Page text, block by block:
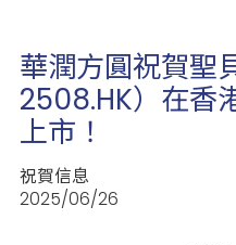
華潤方圓祝賀聖
2508.HK）在香
上市！
祝賀信息
2025/06/26